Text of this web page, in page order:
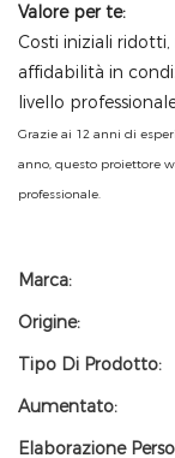
Valore per te:
Costi iniziali
affidabilità in
livello
Grazie ai 12 anni di
anno, questo proiettore
professionale.
Marca:
Origine:
Tipo Di Prodotto:
Aumentato:
Elaborazione